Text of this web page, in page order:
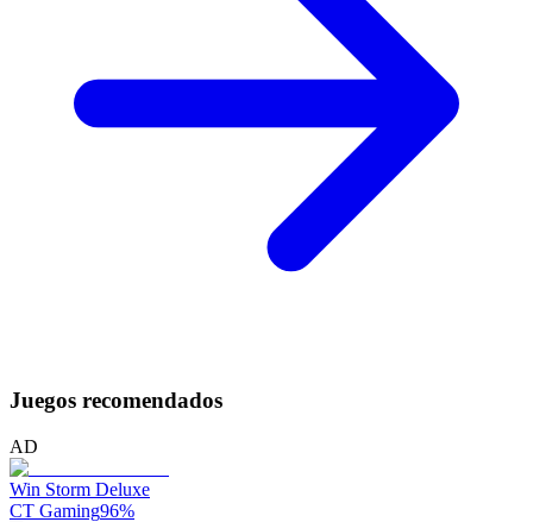
Juegos recomendados
AD
Win Storm Deluxe
CT Gaming96%